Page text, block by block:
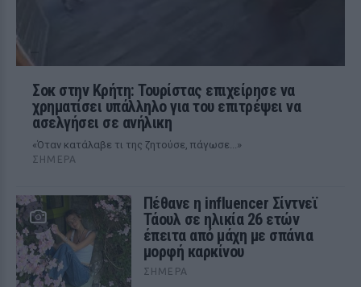
Σοκ στην Κρήτη: Τουρίστας επιχείρησε να
χρηματίσει υπάλληλο για του επιτρέψει να
ασελγήσει σε ανήλικη
«Όταν κατάλαβε τι της ζητούσε, πάγωσε...»
ΣΉΜΕΡΑ
Πέθανε η influencer Σίντνεϊ
Τάουλ σε ηλικία 26 ετών
έπειτα από μάχη με σπάνια
μορφή καρκίνου
ΣΉΜΕΡΑ